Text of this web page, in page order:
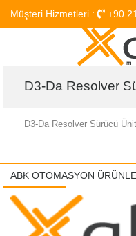
Müşteri Hizmetleri : +90
D3-Da Resolver
D3-Da Resolver Sürücü
ABK OTOMASYON